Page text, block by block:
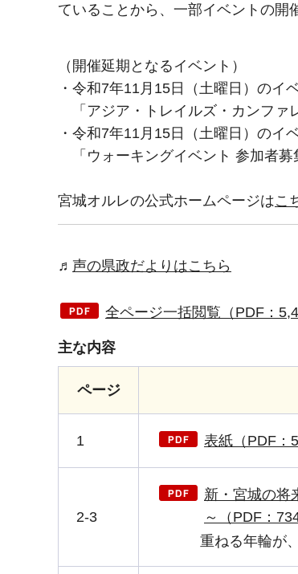
ていることから、一部イベントの開
（開催延期となるイベント）
・令和7年11月15日（土曜日）のイ
「アジア・トレイルズ・カンファ
・令和7年11月15日（土曜日）のイ
「ウォーキングイベント 参加者募
宮城オルレの公式ホームページはこ
♬ 声の県政だよりはこちら
全ページ一括閲覧（PDF：
主な内容
ページ
1 表紙（PDF：
2-3
新・宮城の将
～（PDF：
重ねる年輪が、